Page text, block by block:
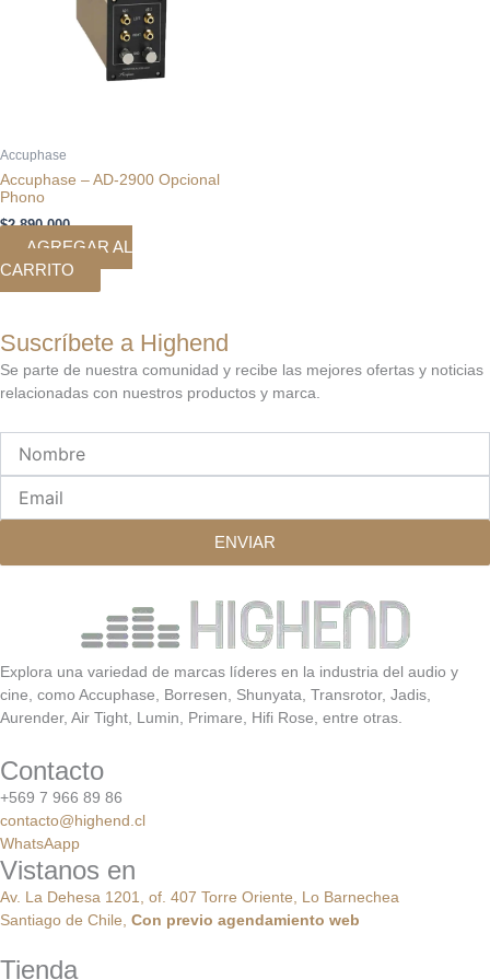
Accuphase
Accuphase – AD-2900 Opcional
Phono
$2.890.000
AGREGAR AL
CARRITO
Suscríbete a Highend
Se parte de nuestra comunidad y recibe las mejores ofertas y noticias
relacionadas con nuestros productos y marca.
ENVIAR
Explora una variedad de marcas líderes en la industria del audio y
cine, como Accuphase, Borresen, Shunyata, Transrotor, Jadis,
Aurender, Air Tight, Lumin, Primare, Hifi Rose, entre otras.
Contacto
+569 7 966 89 86
contacto@highend.cl
WhatsAapp
Vistanos en
Av. La Dehesa 1201, of. 407 Torre Oriente, Lo Barnechea
Santiago de Chile, Con previo agendamiento web
Tienda